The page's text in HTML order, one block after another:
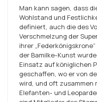
Man kann sagen, dass
Wohlstand und
definiert, auch die des
Verschmelzung der
ihrer
der Bamilke-Kunst
Einsatz auf königlichen
geschaffen, wo er von
wird, und oft zusammen
Elefanten- und